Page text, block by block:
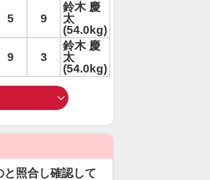
5 9
鈴木 慶
太
(54.0kg)
9 3
鈴木 慶
太
(54.0kg)
照合し確認して